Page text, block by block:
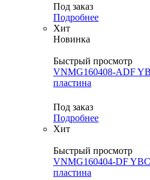
Под заказ
Подробнее
Хит
Новинка
Быстрый просмотр
VNMG160408-ADF
пластина
Под заказ
Подробнее
Хит
Быстрый просмотр
VNMG160404-DF
пластина